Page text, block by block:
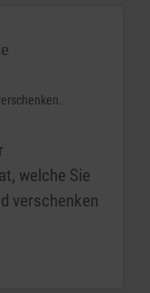
welche Sie
verschenken